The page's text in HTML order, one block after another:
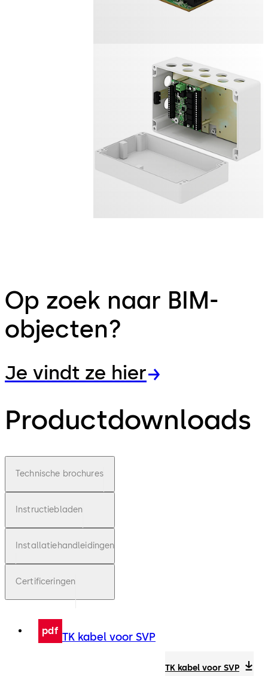
Op zoek naar BIM-
objecten?
Je vindt ze hier
Productdownloads
Technische brochures
Instructiebladen
Installatiehandleidingen
Certificeringen
pdf TK kabel voor SVP
TK kabel voor SVP